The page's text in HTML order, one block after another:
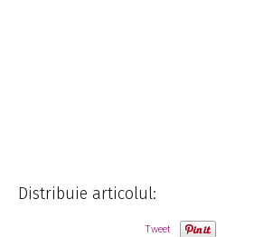
Distribuie articolul:
Tweet